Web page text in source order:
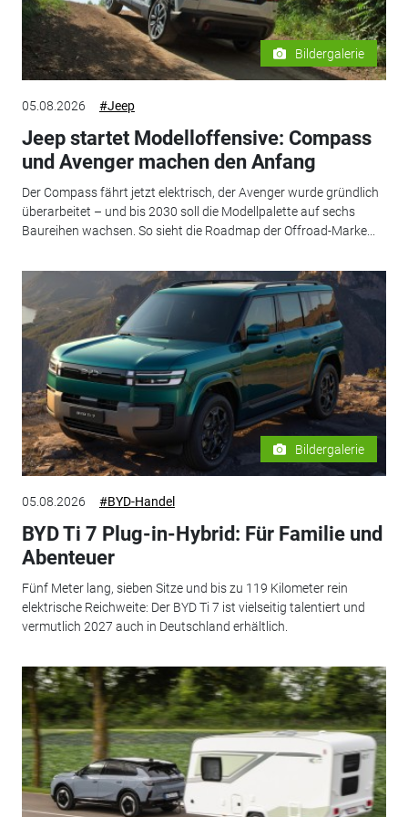
Bildergalerie
05.08.2026 #Jeep
Jeep startet Modelloffensive: Compass
und Avenger machen den Anfang
Der Compass fährt jetzt elektrisch, der Avenger wurde gründlich
überarbeitet – und bis 2030 soll die Modellpalette auf sechs
Baureihen wachsen. So sieht die Roadmap der Offroad-Marke...
Bildergalerie
05.08.2026 #BYD-Handel
BYD Ti 7 Plug-in-Hybrid: Für Familie und
Abenteuer
Fünf Meter lang, sieben Sitze und bis zu 119 Kilometer rein
elektrische Reichweite: Der BYD Ti 7 ist vielseitig talentiert und
vermutlich 2027 auch in Deutschland erhältlich.